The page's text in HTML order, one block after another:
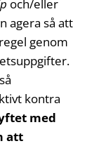
och/eller
agera så att
genom
kontra
med
att